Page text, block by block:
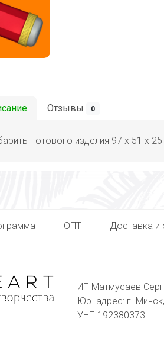
Отзывы 0
готового изделия 97 х 51 х 25
ОПТ Доставка и
ИП Матмусаев
Юр. адрес: г.
УНП 192380373